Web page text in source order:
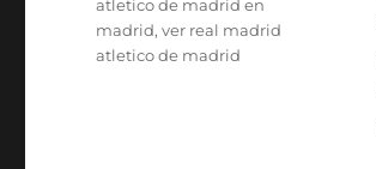
atletico de madrid en
madrid,ver real madrid
atletico de madrid